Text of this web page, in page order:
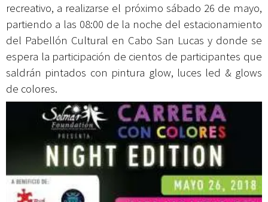
recreativo, a realizarse el próximo sábado 26 de mayo,
partiendo a las 08:00 de la noche del estacionamiento
del Pabellón Cultural en Cabo San Lucas y donde se
espera la participación de cientos de participantes que
saldrán pintados con pintura glow, luces led & glows
de colores.